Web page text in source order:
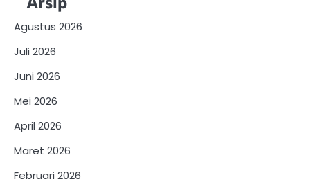
Agustus 2026
Juli 2026
Juni 2026
Mei 2026
April 2026
Maret 2026
Februari 2026